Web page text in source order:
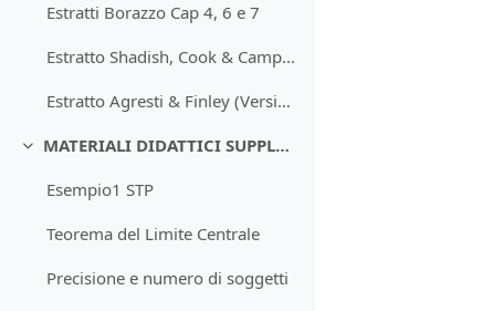
Estratti Borazzo Cap 4, 6 e 7
Estratto Shadish, Cook & Campbell
Estratto Agresti & Finley (Versione Inglese)
Minimizza
MATERIALI DIDATTICI SUPPLEMENTARI
Esempio1 STP
Teorema del Limite Centrale
Precisione e numero di soggetti